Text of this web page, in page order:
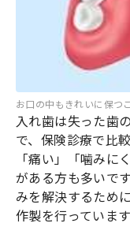
お口の中もきれいに保つ
入れ歯は失った歯
で、保険診療で比
「痛い」「噛みに
がある方も多いで
みを解決するため
作製を行っていま